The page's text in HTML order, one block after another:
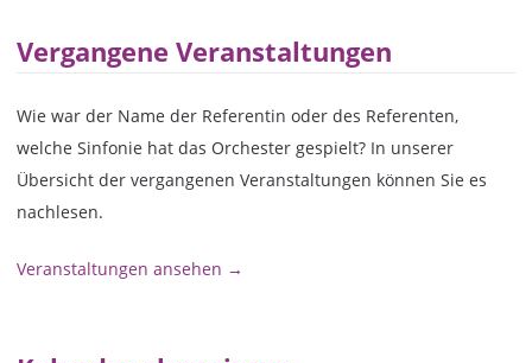
Vergangene Veranstaltungen
Wie war der Name der Referentin oder des Referenten,
welche Sinfonie hat das Orchester gespielt? In unserer
Übersicht der vergangenen Veranstaltungen können Sie es
nachlesen.
Veranstaltungen ansehen →